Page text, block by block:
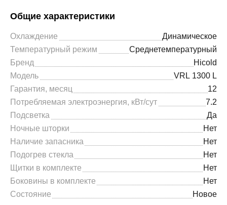
Общие характеристики
Охлаждение
Динамическое
Температурный режим
Среднетемпературный
Бренд
Hicold
Модель
VRL 1300 L
Гарантия, месяц
12
Потребляемая электроэнергия, кВт/сут
7.2
Подсветка
Да
Ночные шторки
Нет
Наличие запасника
Нет
Подогрев стекла
Нет
Щитки в комплекте
Нет
Боковины в комплекте
Нет
Состояние
Новое